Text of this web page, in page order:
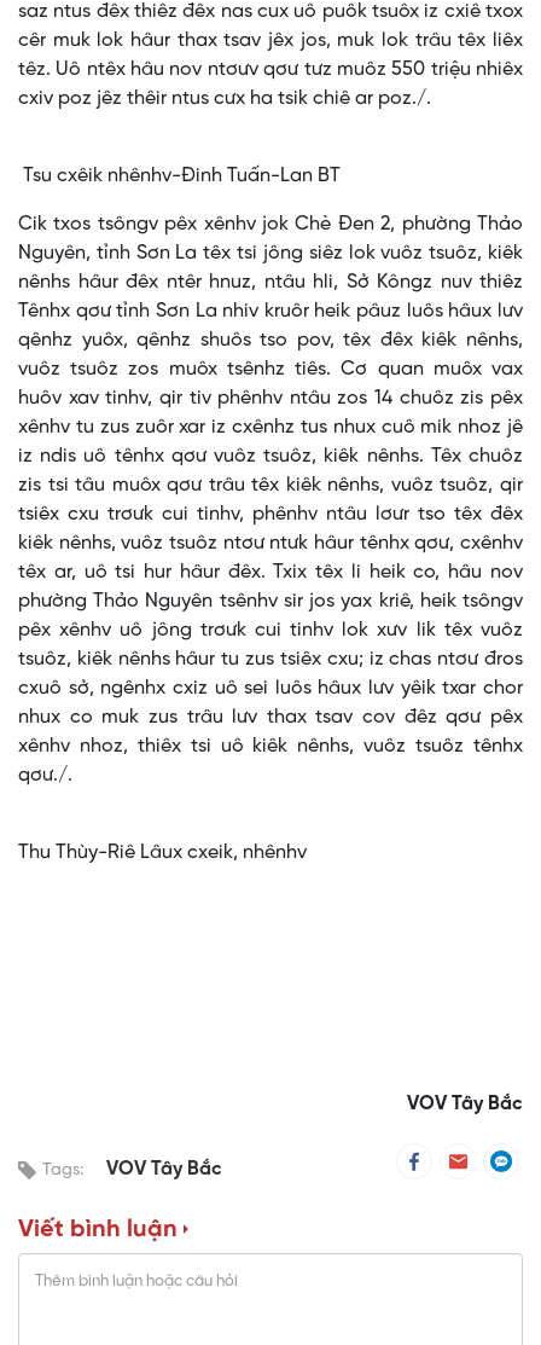
saz ntus đêx thiêz đêx nas cux uô puôk tsuôx iz cxiê txox
cêr muk lok hâur thax tsav jêx jos, muk lok trâu têx liêx
têz. Uô ntêx hâu nov ntơưv qơư tưz muôz 550 triệu nhiêx
cxiv poz jêz thêir ntus cưx ha tsik chiê ar poz./.
Tsu cxêik nhênhv-Đinh Tuấn-Lan BT
Cik txos tsôngv pêx xênhv jok Chè Đen 2, phường Thảo
Nguyên, tỉnh Sơn La têx tsi jông siêz lok vuôz tsuôz, kiêk
nênhs hâur đêx ntêr hnuz, ntâu hli, Sở Kôngz nuv thiêz
Tênhx qơư tỉnh Sơn La nhiv kruôr heik pâuz luôs hâux lưv
qênhz yuôx, qênhz shuôs tso pov, têx đêx kiêk nênhs,
vuôz tsuôz zos muôx tsênhz tiês. Cơ quan muôx vax
huôv xav tinhv, qir tiv phênhv ntâu zos 14 chuôz zis pêx
xênhv tu zus zuôr xar iz cxênhz tus nhux cuô mik nhoz jê
iz ndis uô tênhx qơư vuôz tsuôz, kiêk nênhs. Têx chuôz
zis tsi tâu muôx qơư trâu têx kiêk nênhs, vuôz tsuôz, qir
tsiêx cxu trơưk cui tinhv, phênhv ntâu lơưr tso têx đêx
kiêk nênhs, vuôz tsuôz ntơư ntưk hâur tênhx qơư, cxênhv
têx ar, uô tsi hur hâur đêx. Txix têx li heik co, hâu nov
phường Thảo Nguyên tsênhv sir jos yax kriê, heik tsôngv
pêx xênhv uô jông trơưk cui tinhv lok xưv lik têx vuôz
tsuôz, kiêk nênhs hâur tu zus tsiêx cxu; iz chas ntơư đros
cxuô sở, ngênhx cxiz uô sei luôs hâux lưv yêik txar chor
nhux co muk zus trâu lưv thax tsav cov đêz qơư pêx
xênhv nhoz, thiêx tsi uô kiêk nênhs, vuôz tsuôz tênhx
qơư./.
Thu Thùy-Riê Lâux cxeik, nhênhv
VOV Tây Bắc
Tags: VOV Tây Bắc
Viết bình luận